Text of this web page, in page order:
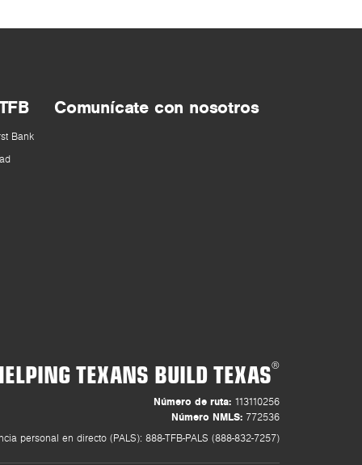
Bank
Comunícate con nosotros
TEXANS BUILD TEXAS®
Número de ruta: 113110256
Número NMLS: 772536
personal en directo (PALS): 888-TFB-PALS (888-832-7257)